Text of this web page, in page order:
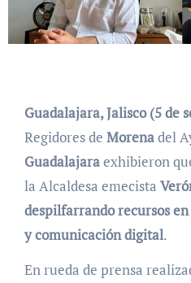
Guadalajara, Jalisco (5 de
Regidores de Morenadel
Guadalajaraexhibieron
la Alcaldesa emecista
despilfarrando recursos en
y comunicación digital.
En rueda de prensa